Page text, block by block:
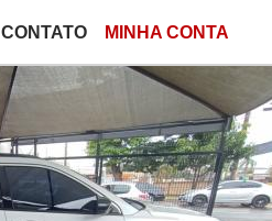
CONTATO MINHA CONTA